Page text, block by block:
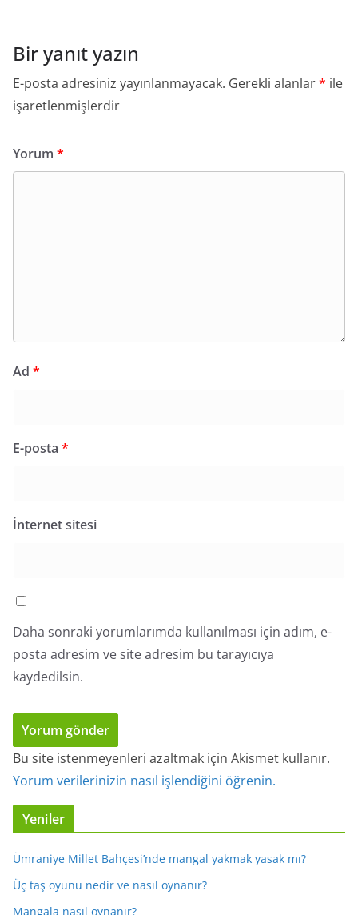
Bir yanıt yazın
E-posta adresiniz yayınlanmayacak. Gerekli alanlar* ile
işaretlenmişlerdir
Yorum *
Ad *
E-posta *
İnternet sitesi
Daha sonraki yorumlarımda kullanılması için adım, e-
posta adresim ve site adresim bu tarayıcıya
kaydedilsin.
Bu site istenmeyenleri azaltmak için Akismet kullanır.
Yorum verilerinizin nasıl işlendiğini öğrenin.
Yeniler
Ümraniye Millet Bahçesi’nde mangal yakmak yasak mı?
Üç taş oyunu nedir ve nasıl oynanır?
Mangala nasıl oynanır?